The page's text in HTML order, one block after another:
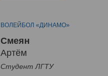
ВОЛЕЙБОЛ «ДИНАМО»
Смеян
Артём
Студент ЛГТУ